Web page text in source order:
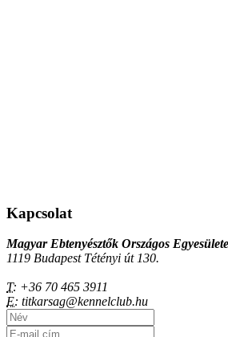
Kapcsolat
Magyar Ebtenyésztők Országos
1119 Budapest Tétényi út 130.
T: +36 70 465 3911
E: titkarsag@kennelclub.hu